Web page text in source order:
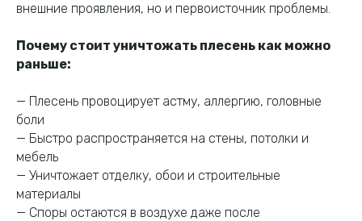
внешние проявления, но и первоисточник проблемы.
Почему стоит уничтожать плесень как можно
раньше:
— Плесень провоцирует астму, аллергию, головные
боли
— Быстро распространяется на стены, потолки и
мебель
— Уничтожает отделку, обои и строительные
материалы
— Споры остаются в воздухе даже после